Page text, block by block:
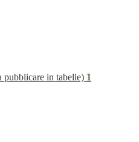
pubblicare in tabelle) 1